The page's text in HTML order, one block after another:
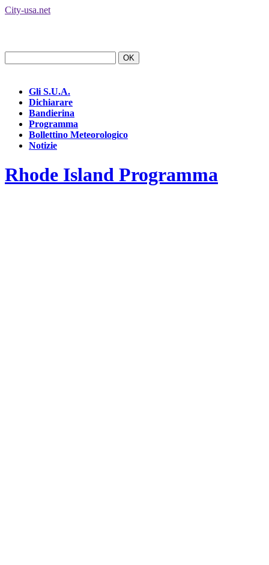
City-usa.net
Gli S.U.A.
Dichiarare
Bandierina
Programma
Bollettino Meteorologico
Notizie
Rhode Island Programma